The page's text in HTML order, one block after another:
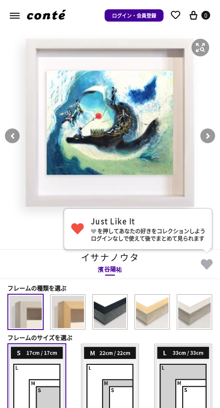
ログイン・会員登録 0
部屋に飾る
イサナノウタ
濱谷陽祐
フレームの種類を選ぶ
フレームのサイズを選ぶ
Just Like It
を押してあなたの好きをコレクションしよう
ログインなしで使えて後でまとめて見られます